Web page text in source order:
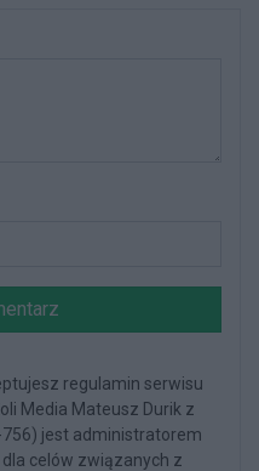
regulamin serwisu
Media Mateusz Durik z
jest administratorem
celów związanych z